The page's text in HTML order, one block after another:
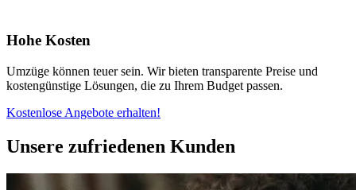
Hohe Kosten
Umzüge können teuer sein. Wir bieten transparente Preise und
kostengünstige Lösungen, die zu Ihrem Budget passen.
Kostenlose Angebote erhalten!
Unsere zufriedenen Kunden